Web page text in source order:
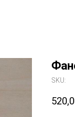
SKU: